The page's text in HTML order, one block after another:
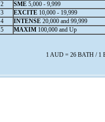
2
SME 5,000 - 9,999
3
EXCITE 10,000 - 19,999
4
INTENSE 20,000 and 99,999
5
MAXIM 100,000 and Up
1 AUD = 26 BATH /